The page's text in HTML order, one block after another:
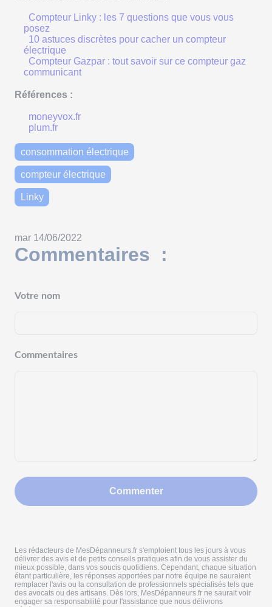
Compteur Linky : les 7 questions que vous vous
posez
10 astuces discrètes pour cacher un compteur
électrique
Compteur Gazpar : tout savoir sur ce compteur gaz
communicant
Références :
moneyvox.fr
plum.fr
consommation électrique
compteur électrique
Linky
mar 14/06/2022
Commentaires :
Votre nom
Commentaires
Commenter
Les rédacteurs de MesDépanneurs.fr s'emploient tous les jours à vous
délivrer des avis et de petits conseils pratiques afin de vous assister du
mieux possible, dans vos soucis quotidiens. Cependant, chaque situation
étant particulière, les réponses apportées par notre équipe ne sauraient
remplacer l'avis ou la consultation de professionnels spécialisés tels que
des avocats ou des artisans. Dès lors, MesDépanneurs.fr ne saurait voir
engager sa responsabilité pour l'assistance que nous délivrons